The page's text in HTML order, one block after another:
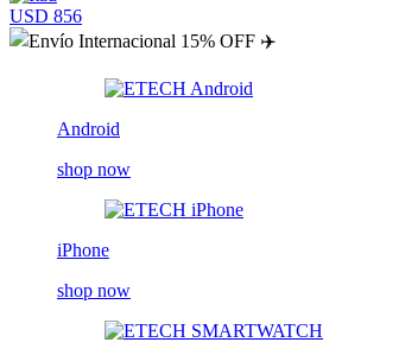
USD 856
Android
shop now
iPhone
shop now